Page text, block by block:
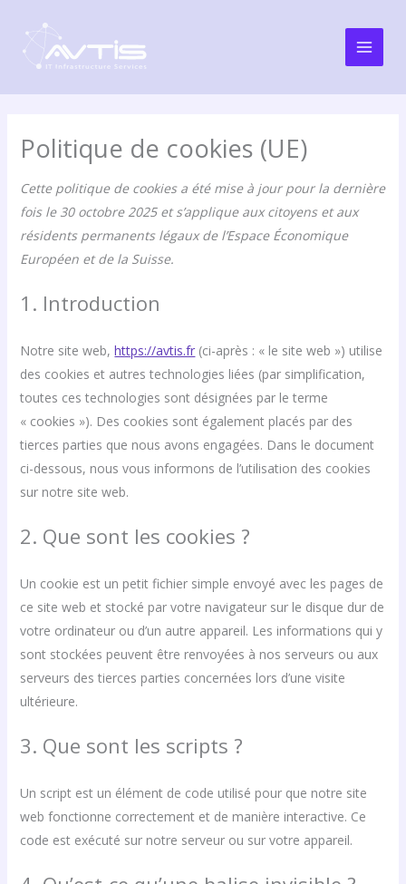
contenu
Politique de cookies (UE)
Cette politique de cookies a été mise à jour pour la dernière
fois le 30 octobre 2025 et s’applique aux citoyens et aux
résidents permanents légaux de l’Espace Économique
Européen et de la Suisse.
1. Introduction
Notre site web,https://avtis.fr (ci-après : « le site web ») utilise
des cookies et autres technologies liées (par simplification,
toutes ces technologies sont désignées par le terme
« cookies »). Des cookies sont également placés par des
tierces parties que nous avons engagées. Dans le document
ci-dessous, nous vous informons de l’utilisation des cookies
sur notre site web.
2. Que sont les cookies ?
Un cookie est un petit fichier simple envoyé avec les pages de
ce site web et stocké par votre navigateur sur le disque dur de
votre ordinateur ou d’un autre appareil. Les informations qui y
sont stockées peuvent être renvoyées à nos serveurs ou aux
serveurs des tierces parties concernées lors d’une visite
ultérieure.
3. Que sont les scripts ?
Un script est un élément de code utilisé pour que notre site
web fonctionne correctement et de manière interactive. Ce
code est exécuté sur notre serveur ou sur votre appareil.
service